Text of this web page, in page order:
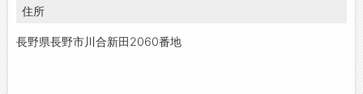
住所
長野県長野市川合新田2060番地